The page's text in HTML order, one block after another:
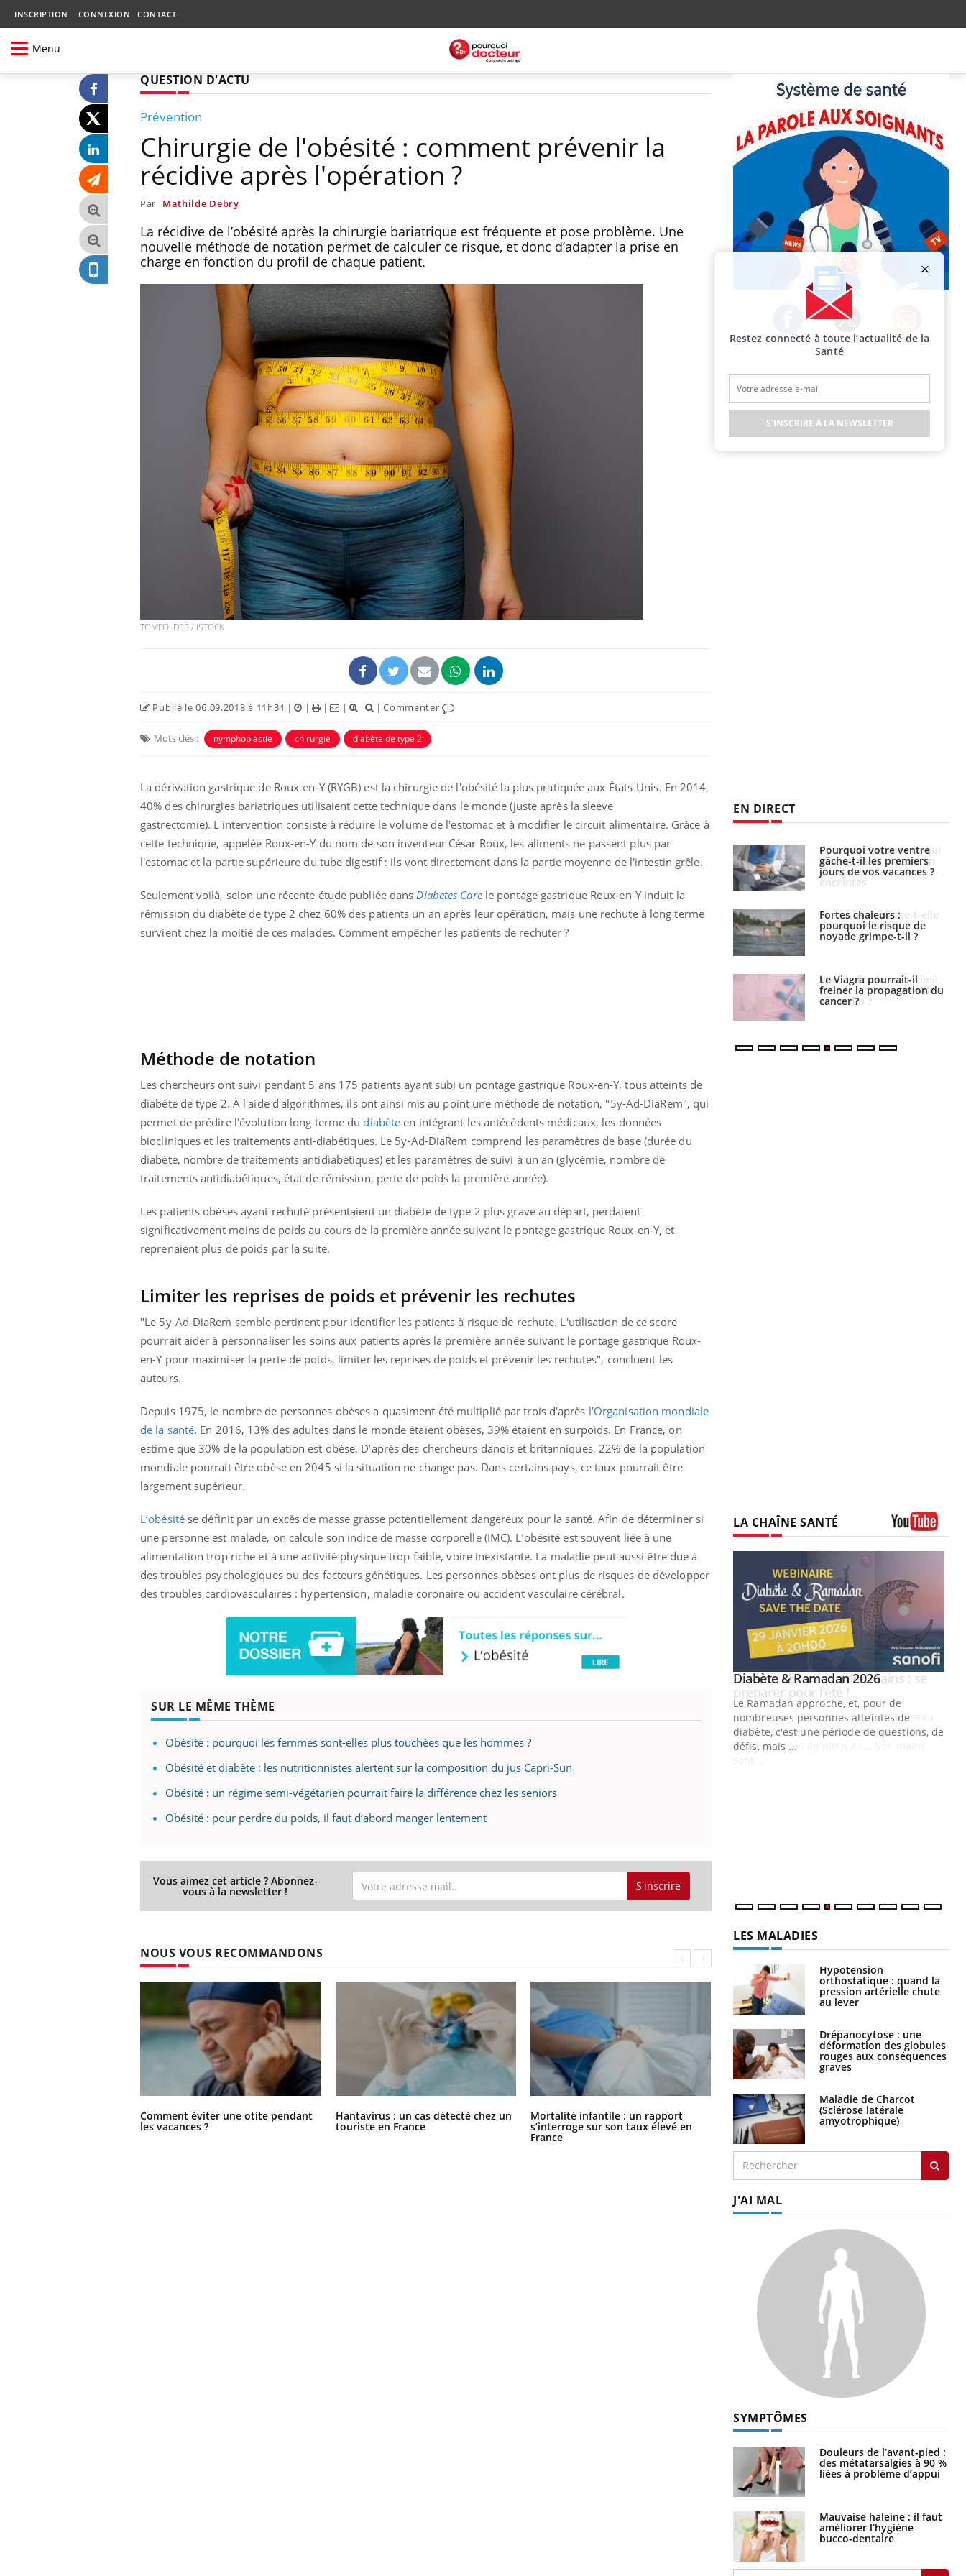
INSCRIPTION CONNEXION CONTACT
Menu
QUESTION D'ACTU
Prévention
Chirurgie de l'obésité : comment prévenir la
récidive après l'opération ?
Par Mathilde Debry
La récidive de l’obésité après la chirurgie bariatrique est fréquente et pose problème. Une
nouvelle méthode de notation permet de calculer ce risque, et donc d’adapter la prise en
charge en fonction du profil de chaque patient.
TOMFOLDES / ISTOCK
Publié le 06.09.2018 à 11h34 | | | | |Commenter
Mots clés : nymphoplastie chirurgie diabète de type 2
La dérivation gastrique de Roux-en-Y (RYGB) est la chirurgie de l'obésité la plus pratiquée aux États-Unis. En 2014,
40% des chirurgies bariatriques utilisaient cette technique dans le monde (juste après la sleeve
gastrectomie). L'intervention consiste à réduire le volume de l'estomac et à modifier le circuit alimentaire. Grâce à
cette technique, appelée Roux-en-Y du nom de son inventeur César Roux, les aliments ne passent plus par
l'estomac et la partie supérieure du tube digestif : ils vont directement dans la partie moyenne de l'intestin grêle.
Seulement voilà, selon une récente étude publiée dans Diabetes Carele pontage gastrique Roux-en-Y induit la
rémission du diabète de type 2 chez 60% des patients un an après leur opération, mais une rechute à long terme
survient chez la moitié de ces malades. Comment empêcher les patients de rechuter ?
Méthode de notation
Les chercheurs ont suivi pendant 5 ans 175 patients ayant subi un pontage gastrique Roux-en-Y, tous atteints de
diabète de type 2. À l'aide d'algorithmes, ils ont ainsi mis au point une méthode de notation, "5y-Ad-DiaRem", qui
permet de prédire l'évolution long terme du diabète en intégrant les antécédents médicaux, les données
biocliniques et les traitements anti-diabétiques. Le 5y-Ad-DiaRem comprend les paramètres de base (durée du
diabète, nombre de traitements antidiabétiques) et les paramètres de suivi à un an (glycémie, nombre de
traitements antidiabétiques, état de rémission, perte de poids la première année).
Les patients obèses ayant rechuté présentaient un diabète de type 2 plus grave au départ, perdaient
significativement moins de poids au cours de la première année suivant le pontage gastrique Roux-en-Y, et
reprenaient plus de poids par la suite.
Limiter les reprises de poids et prévenir les rechutes
"Le 5y-Ad-DiaRem semble pertinent pour identifier les patients à risque de rechute. L'utilisation de ce score
pourrait aider à personnaliser les soins aux patients après la première année suivant le pontage gastrique Roux-
en-Y pour maximiser la perte de poids, limiter les reprises de poids et prévenir les rechutes", concluent les
auteurs.
Depuis 1975, le nombre de personnes obèses a quasiment été multiplié par trois d'après l'Organisation mondiale
de la santé. En 2016, 13% des adultes dans le monde étaient obèses, 39% étaient en surpoids. En France, on
estime que 30% de la population est obèse. D’après des chercheurs danois et britanniques, 22% de la population
mondiale pourrait être obèse en 2045 si la situation ne change pas. Dans certains pays, ce taux pourrait être
largement supérieur.
L’obésité se définit par un excès de masse grasse potentiellement dangereux pour la santé. Afin de déterminer si
une personne est malade, on calcule son indice de masse corporelle (IMC). L’obésité est souvent liée à une
alimentation trop riche et à une activité physique trop faible, voire inexistante. La maladie peut aussi être due à
des troubles psychologiques ou des facteurs génétiques. Les personnes obèses ont plus de risques de développer
des troubles cardiovasculaires : hypertension, maladie coronaire ou accident vasculaire cérébral.
SUR LE MÊME THÈME
Obésité : pourquoi les femmes sont-elles plus touchées que les hommes ?
Obésité et diabète : les nutritionnistes alertent sur la composition du jus Capri-Sun
Obésité : un régime semi-végétarien pourrait faire la différence chez les seniors
Obésité : pour perdre du poids, il faut d’abord manger lentement
Vous aimez cet article ? Abonnez-
vous à la newsletter ! S'inscrire
NOUS VOUS RECOMMANDONS
Comment éviter une otite pendant
les vacances ?
Hantavirus : un cas détecté chez un
touriste en France
Mortalité infantile : un rapport
s’interroge sur son taux élevé en
France
Grossesse à risque : ce jus naturel
attire l'attention des chercheurs
Facebook Twitter Instagram
EN DIRECT
Grossesse à risque : ce jus
naturel attire l'attention
des chercheurs
Comment oublier les
écrans en vacances ?
Cancer colorectal : une
stratégie simple aurait
Chikungunya, dengue,
West Nile : que se passe-
t-il dans le sud de la
Cytomégalovirus : ce qui
change dans la prise en
charge des femmes
La sieste empêche-t-elle
de dormir la nuit ?
Pourquoi votre ventre
gâche-t-il les premiers
jours de vos vacances ?
Fortes chaleurs :
pourquoi le risque de
noyade grimpe-t-il ?
Le Viagra pourrait-il
freiner la propagation du
cancer ?
LA CHAÎNE SANTÉ
Carence en fer : comprendre pour
Fatigue, irritabilité, brouillard mental ou
carence en fer sont multiples ce qui la rend
Youtube
Insuline & Charge mentale : et si on
En 2026, l'insuline dans le diabète de type 2
patients comme parfois chez les soignants.
L'été arrive… et avec lui, un tout nouveau
soleil, activités en plein air… Nos mains
Youtube
Diabète & Ramadan 2026Youtube
Le Ramadan approche, et, pour de
nombreuses personnes atteintes de
diabète, c'est une période de questions, de
défis, mais ...
LES MALADIES
Hypotension
orthostatique : quand la
pression artérielle chute
au lever
Drépanocytose : une
déformation des globules
rouges aux conséquences
graves
Maladie de Charcot
(Sclérose latérale
amyotrophique)
J'AI MAL
SYMPTÔMES
Douleurs de l’avant-pied :
des métatarsalgies à 90 %
liées à problème d’appui
Mauvaise haleine : il faut
améliorer l’hygiène
bucco-dentaire
Restez connecté à toute l’actualité de la
Santé
S'INSCRIRE À LA NEWSLETTER